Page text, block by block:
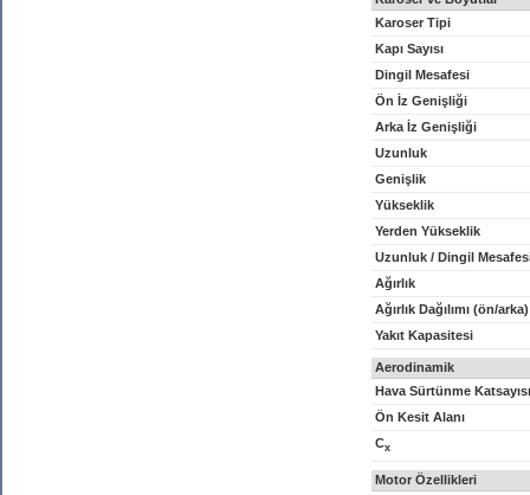
Karoser Tipi
Kapı Sayısı
Dingil Mesafesi
Ön İz Genişliği
Arka İz Genişliği
Uzunluk
Genişlik
Yükseklik
Yerden Yükseklik
Uzunluk / Dingil
Ağırlık
Ağırlık Dağılımı (ön/arka)
Yakıt Kapasitesi
Aerodinamik
Hava Sürtünme Katsayısı
Ön Kesit Alanı
Cx
Motor Özellikleri